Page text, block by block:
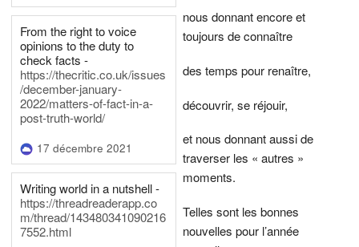
From the right to voice
opinions to the duty to
check facts -
https://thecritic.co.uk/issues
/december-january-
2022/matters-of-fact-in-a-
post-truth-world/
17 décembre 2021
Writing world in a nutshell -
https://threadreaderapp.co
m/thread/143480341090216
7552.html
nous donnant encore et
toujours de connaître
des temps pour renaître,
découvrir, se réjouir,
et nous donnant aussi de
traverser les « autres »
moments.
Telles sont les bonnes
nouvelles pour l’année